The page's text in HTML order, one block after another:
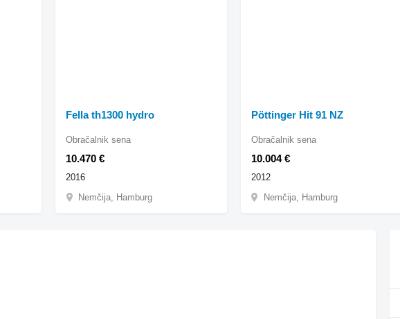
Fella th1300 hydro
10.470 €
Obračalnik sena
2016
Nemčija, Hamburg
Pöttinger Hit 91 NZ
10.004 €
Obračalnik sena
2012
Nemčija, Hamburg